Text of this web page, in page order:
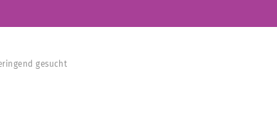
gesucht